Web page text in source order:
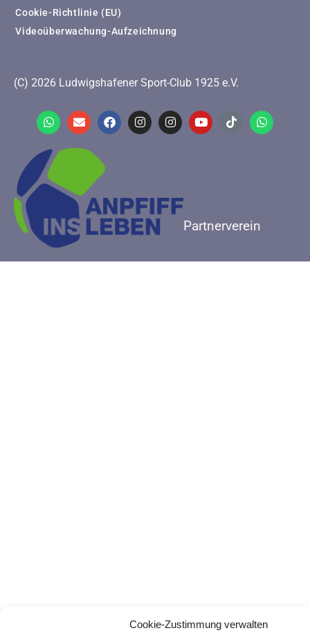
Cookie-Zustimmung verwalten
Cookie-Richtlinie (EU)
Videoüberwachung-Aufzeichnung
(C) 2026 Ludwigshafener Sport-Club 1925 e.V.
Partnerverein